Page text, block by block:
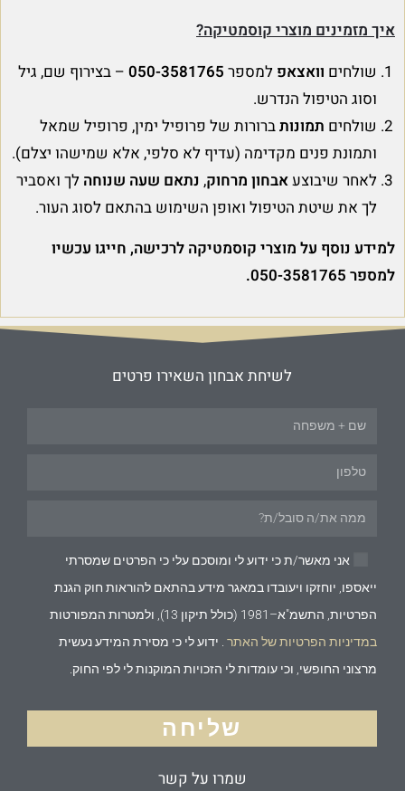
איך מזמינים מוצרי קוסמטיקה?
שולחים וואצאפ למספר 050-3581765 – בצירוף שם, גיל
וסוג הטיפול הנדרש.
שולחים תמונותברורות של פרופיל ימין, פרופיל שמאל
ותמונת פנים מקדימה (עדיף לא סלפי, אלא שמישהו יצלם).
לאחר שיבוצעאבחון מרחוק, נתאם שעה שנוחה לך ואסביר
לך את שיטת הטיפול ואופן השימוש בהתאם לסוג העור.
למידע נוסף על מוצרי קוסמטיקה לרכישה, חייגו עכשיו
למספר 050-3581765.
לשיחת אבחון השאירו פרטים
אני מאשר/ת כי ידוע לי ומוסכם עלי כי הפרטים שמסרתי
ייאספו, יוחזקו ויעובדו במאגר מידע בהתאם להוראות חוק הגנת
הפרטיות, התשמ"א–1981 (כולל תיקון 13), ולמטרות המפורטות
במדיניות הפרטיות של האתר
. ידוע לי כי מסירת המידע נעשית
מרצוני החופשי, וכי עומדות לי הזכויות המוקנות לי לפי החוק.
שליחה
שמרו על קשר